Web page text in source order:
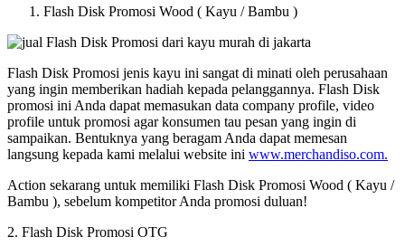
Flash Disk Promosi Wood ( Kayu / Bambu )
Flash Disk Promosi jenis kayu ini sangat di minati oleh perusahaan
yang ingin memberikan hadiah kepada pelanggannya. Flash Disk
promosi ini Anda dapat memasukan data company profile, video
profile untuk promosi agar konsumen tau pesan yang ingin di
sampaikan. Bentuknya yang beragam Anda dapat memesan
langsung kepada kami melalui website ini www.merchandiso.com.
Action sekarang untuk memiliki Flash Disk Promosi Wood ( Kayu /
Bambu ), sebelum kompetitor Anda promosi duluan!
2. Flash Disk Promosi OTG